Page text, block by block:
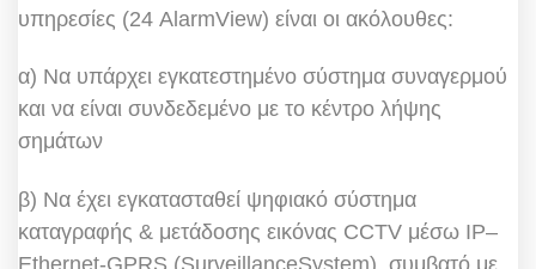
υπηρεσίες (24 AlarmView) είναι οι ακόλουθες:
α) Να υπάρχει εγκατεστημένο σύστημα συναγερμού
και να είναι συνδεδεμένο με το κέντρο λήψης
σημάτων
β) Να έχει εγκατασταθεί ψηφιακό σύστημα
καταγραφής & μετάδοσης εικόνας CCTV μέσω IP–
Ethernet-GPRS (SurveillanceSystem), συμβατό με